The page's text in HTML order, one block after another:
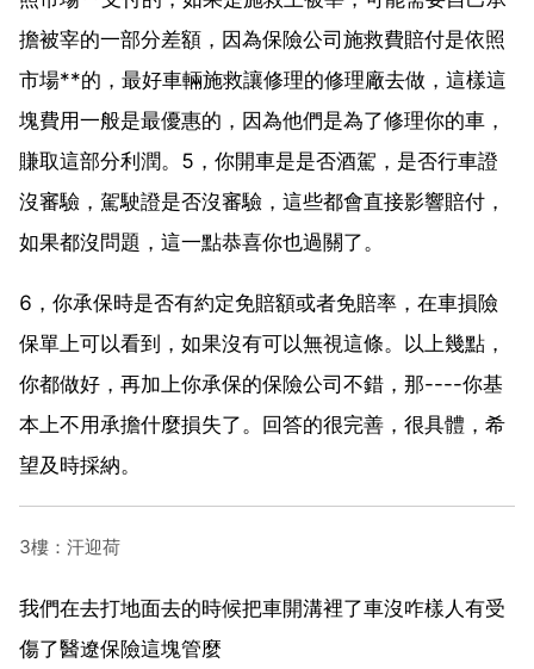
擔被宰的一部分差額，因為保險公司施救費賠付是依照
市場**的，最好車輛施救讓修理的修理廠去做，這樣這
塊費用一般是最優惠的，因為他們是為了修理你的車，
賺取這部分利潤。5，你開車是是否酒駕，是否行車證
沒審驗，駕駛證是否沒審驗，這些都會直接影響賠付，
如果都沒問題，這一點恭喜你也過關了。
6，你承保時是否有約定免賠額或者免賠率，在車損險
保單上可以看到，如果沒有可以無視這條。以上幾點，
你都做好，再加上你承保的保險公司不錯，那----你基
本上不用承擔什麼損失了。回答的很完善，很具體，希
望及時採納。
3樓：汗迎荷
我們在去打地面去的時候把車開溝裡了車沒咋樣人有受
傷了醫遼保險這塊管麼